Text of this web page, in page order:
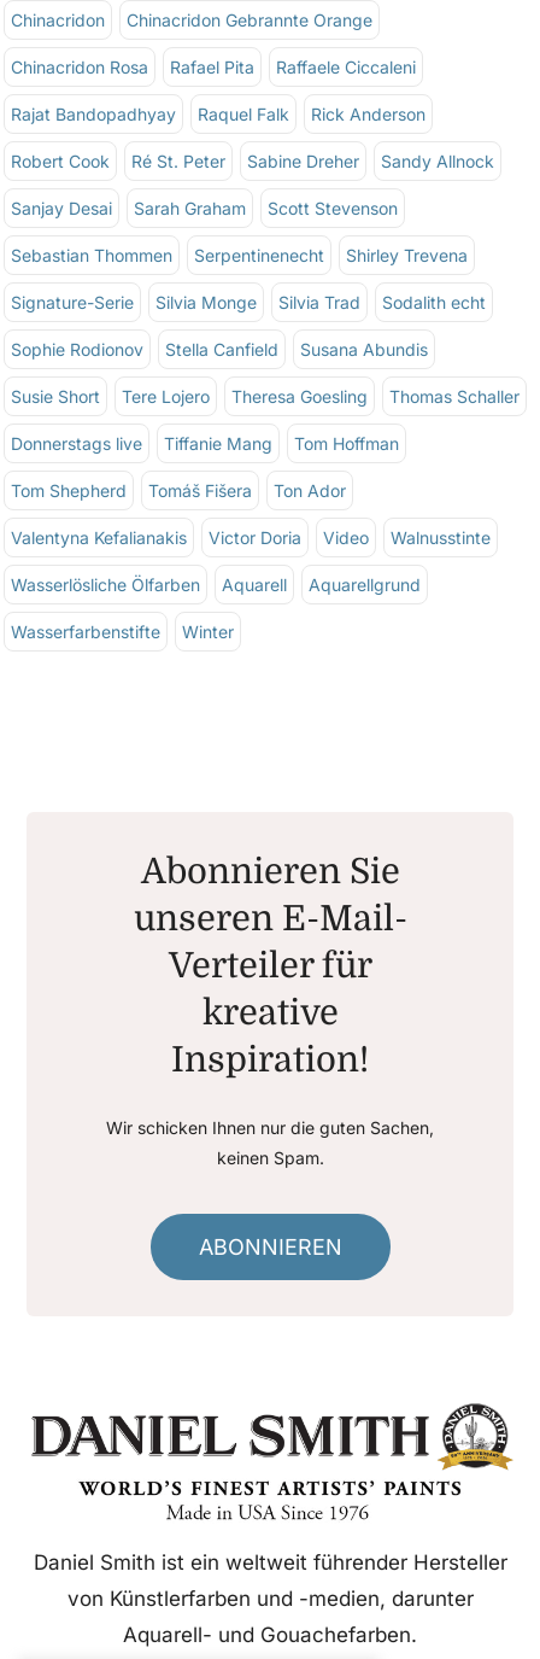
Chinacridon Chinacridon Gebrannte Orange
Chinacridon Rosa Rafael Pita Raffaele Ciccaleni
Rajat Bandopadhyay Raquel Falk Rick Anderson
Robert Cook Ré St. Peter Sabine Dreher Sandy Allnock
Sanjay Desai Sarah Graham Scott Stevenson
Sebastian Thommen Serpentinenecht Shirley Trevena
Signature-Serie Silvia Monge Silvia Trad Sodalith echt
Sophie Rodionov Stella Canfield Susana Abundis
Susie Short Tere Lojero Theresa Goesling Thomas Schaller
Donnerstags live Tiffanie Mang Tom Hoffman
Tom Shepherd Tomáš Fišera Ton Ador
Valentyna Kefalianakis Victor Doria Video Walnusstinte
Wasserlösliche Ölfarben Aquarell Aquarellgrund
Wasserfarbenstifte Winter
Abonnieren Sie
unseren E-Mail-
Verteiler für
kreative
Inspiration!
Wir schicken Ihnen nur die guten Sachen,
keinen Spam.
ABONNIEREN
Daniel Smith ist ein weltweit führender Hersteller
von Künstlerfarben und -medien, darunter
Aquarell- und Gouachefarben.